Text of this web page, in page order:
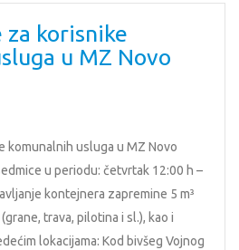
korisnike
u MZ Novo
komunalnih usluga u MZ Novo
u periodu: četvrtak 12:00 h –
kontejnera zapremine 5 m³
trava, pilotina i sl.), kao i
lokacijama: Kod bivšeg Vojnog